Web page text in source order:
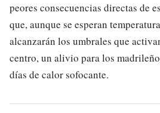
peores consecuencias directas de
que, aunque se esperan
alcanzarán los umbrales que
centro, un alivio para los
días de calor sofocante.